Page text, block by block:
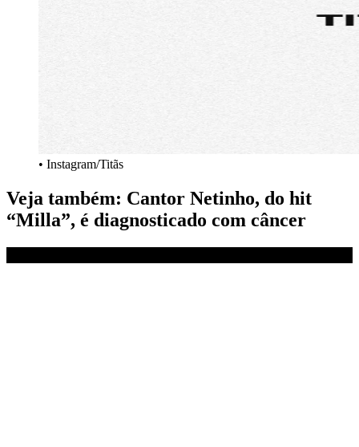
• Instagram/Titãs
Veja também: Cantor Netinho, do hit
“Milla”, é diagnosticado com câncer